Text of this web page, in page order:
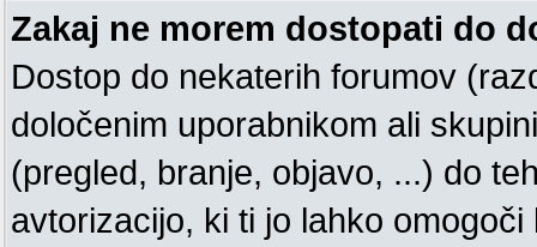
Zakaj ne morem dostopati do
Dostop do nekaterih forumov
določenim uporabnikom ali
(pregled, branje, objavo, ...) do
avtorizacijo, ki ti jo lahko